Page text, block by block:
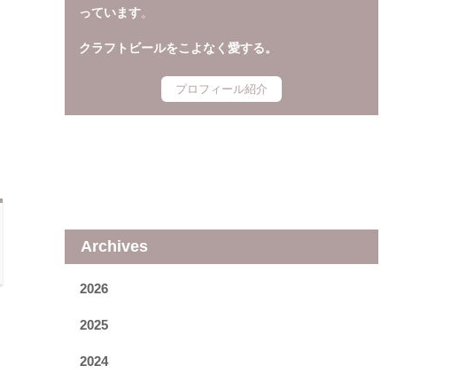
っています。
クラフトビールをこよなく愛する。
プロフィール紹介
Archives
2026
2025
2024